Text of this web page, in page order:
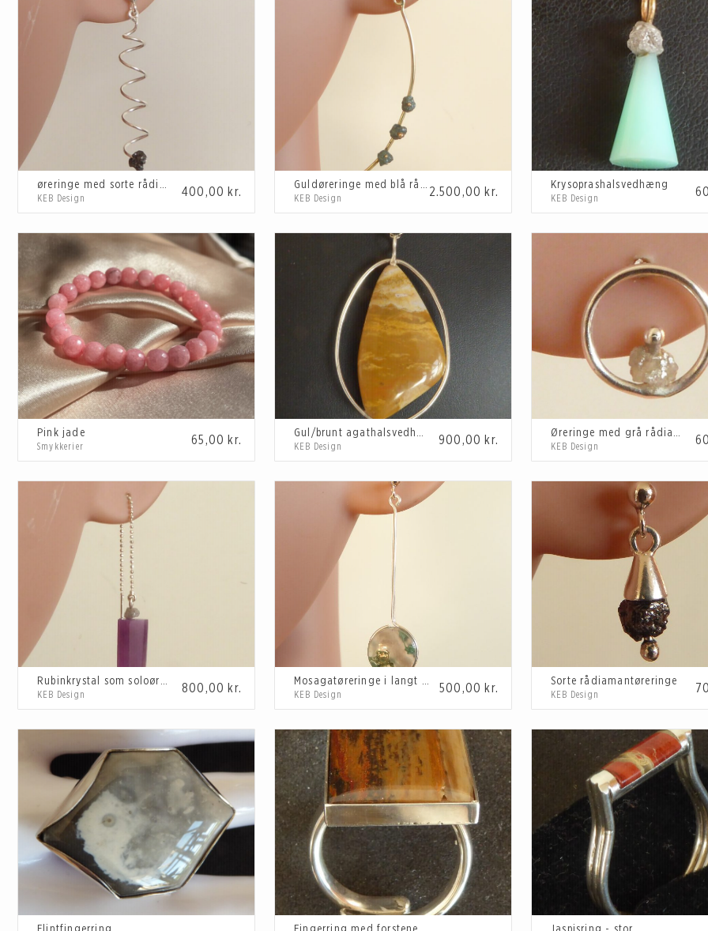
øreringe med sorte rådiamanter
400,00 kr.
KEB Design
Guldøreringe med blå rådiamanter
2.500,00 kr.
KEB Design
Krysoprashalsvedhæng
KEB Design
Pink jade
65,00 kr.
Smykkerier
Gul/brunt agathalsvedhæng
900,00 kr.
KEB Design
Øreringe med grå rådiamanter
KEB Design
Rubinkrystal som soloørering
800,00 kr.
KEB Design
Mosagatøreringe i langt ophæng
500,00 kr.
KEB Design
Sorte rådiamantøreringe
KEB Design